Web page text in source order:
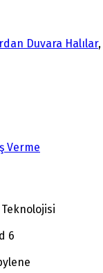
Duvara Halılar,
Verme
6